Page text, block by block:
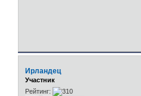
Ирландец
Участник
Рейтинг: